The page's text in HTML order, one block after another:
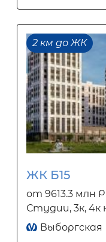
2 км до ЖК
ЖК Б15
от 9613.3 млн Р
Студии, 3к,
Выборгская